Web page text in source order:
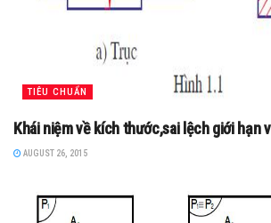
TIÊU CHUẨN
Khái niệm về kích thước,sai lệch giới hạn
AUGUST 26, 2015